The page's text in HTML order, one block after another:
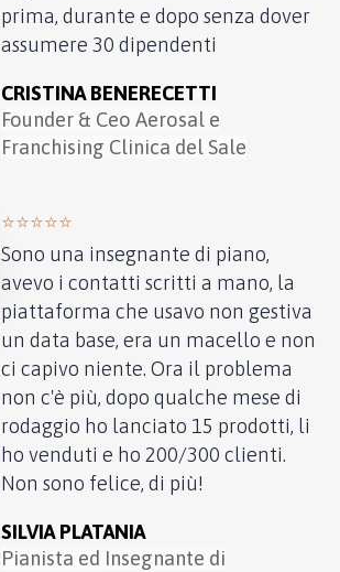
prima, durante e dopo senza dover
assumere 30 dipendenti
CRISTINA BENERECETTI
Founder & Ceo Aerosal e
Franchising Clinica del Sale
⭐️⭐️⭐️⭐️⭐️
Sono una insegnante di piano,
avevo i contatti scritti a mano, la
piattaforma che usavo non gestiva
un data base, era un macello e non
ci capivo niente. Ora il problema
non c'è più, dopo qualche mese di
rodaggio ho lanciato 15 prodotti, li
ho venduti e ho 200/300 clienti.
Non sono felice, di più!
SILVIA PLATANIA
Pianista ed Insegnante di